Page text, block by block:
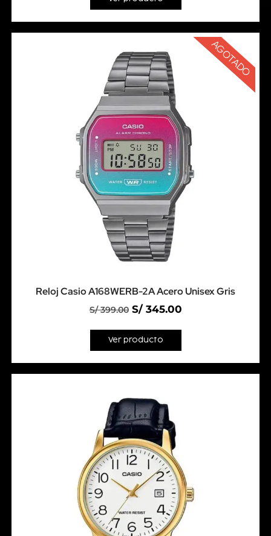
AGOTADO
Reloj Casio A168WERB-2A Acero Unisex Gris
S/399.00 S/345.00
Ver producto